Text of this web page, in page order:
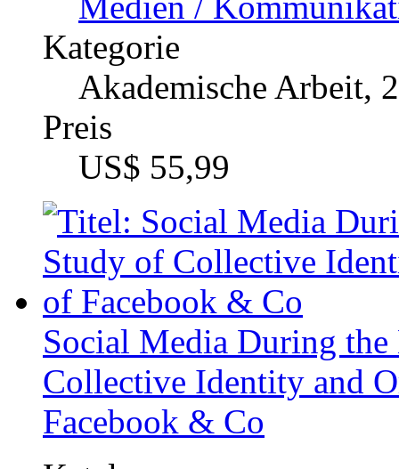
Social Media During
Collective Identity and
Facebook & Co
Katalognummer
Autor
Eira Martens-
Fach
Medien /
Kommunikation
Fach